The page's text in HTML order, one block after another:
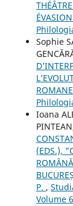
Sophie
Ioana
(EDS.),
P. ,
Volume